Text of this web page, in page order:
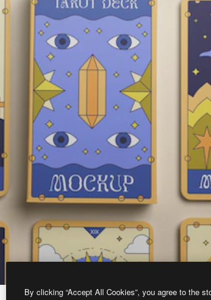
By clicking “Accept All Cookies”, you agree to the